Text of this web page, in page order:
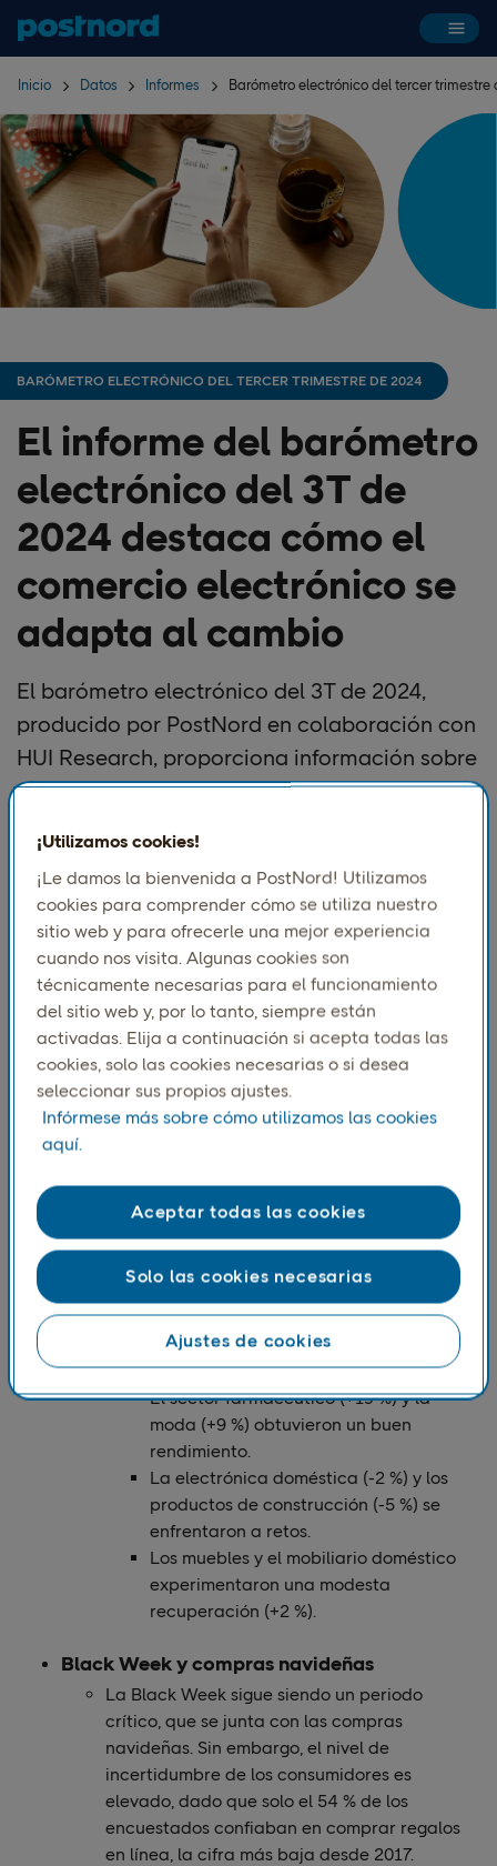
Hoppa över navigering och sök
Inicio Datos Informes Barómetro electrónico del tercer trimestre
BARÓMETRO ELECTRÓNICO DEL TERCER TRIMESTRE DE 2024
El informe del barómetro
electrónico del 3T de
2024 destaca cómo el
comercio electrónico se
adapta al cambio
El barómetro electrónico del 3T de 2024,
producido por PostNord en colaboración con
HUI Research, proporciona información sobre
el estado actual del comercio electrónico
desarrollos del sector y el comportamiento de
los consumidores.
Entre otros aspectos destacados
clave del informe se incluyen:
Repercusión económica
Aunque la recuperación económica ha
comenzado, sus efectos sobre el poder
adquisitivo de los hogares siguen siendo
de interés están influyendo en el
comportamiento de los consumidores antes
de la temporada navideña.
Crecimiento del comercio electrónico
El crecimiento general a lo largo del T3 de
2024 fue del 5 %, con variaciones en todos los
sectores:
El sector farmacéutico (+19 %) y la
moda (+9 %) obtuvieron un buen
rendimiento.
La electrónica doméstica (-2 %) y los
productos de construcción (-5 %) se
enfrentaron a retos.
Los muebles y el mobiliario doméstico
experimentaron una modesta
recuperación (+2 %).
Black Week y compras navideñas
La Black Week sigue siendo un periodo
crítico, que se junta con las compras
navideñas. Sin embargo, el nivel de
incertidumbre de los consumidores es
elevado, dado que solo el 54 % de los
encuestados confiaban en comprar regalos
en línea, la cifra más baja desde 2017.
¡Utilizamos cookies!
¡Le damos la bienvenida a PostNord! Utilizamos
cookies para comprender cómo se utiliza nuestro
sitio web y para ofrecerle una mejor experiencia
cuando nos visita. Algunas cookies son
técnicamente necesarias para el funcionamiento
del sitio web y, por lo tanto, siempre están
activadas. Elija a continuación si acepta todas las
cookies, solo las cookies necesarias o si desea
seleccionar sus propios ajustes.
Infórmese más sobre cómo utilizamos las cookies
aquí.
Ajustes de cookies
Solo las cookies necesarias
Aceptar todas las cookies